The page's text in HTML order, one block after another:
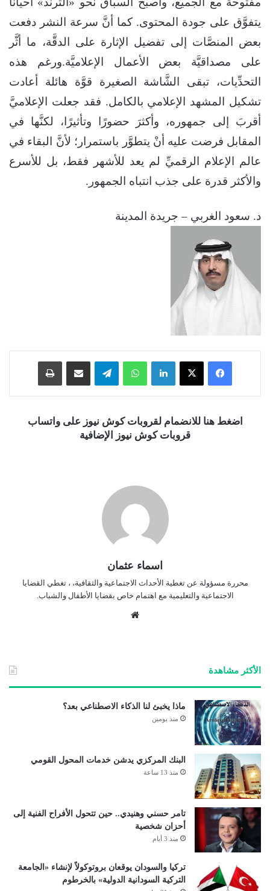
يتفوَّق على جودة المحتوى. كما أنَّ سرعة النشر دفعت
بعض المنصَّات إلى تفضيل الإثارة على الدقَّة، ما أثَّر
على مصداقيَّة بعض الأعمال الإعلاميَّة.ورغم هذه
التحدِّيات، تبقى الشَّاشة الصغيرة قوَّة هائلة أعادت
تشكيل المشهد الإعلامي بالكامل. فقد جعلت الإعلاميَّ
أقربَ إلى جمهوره، وأكثرَ حضورًا وتأثيرًا، لكنَّها في
المقابل فرضت عليه أنْ يتطوَّر باستمرار؛ لأنَّ البقاء في
عالم الإعلام الرقميِّ لم يعد للأشهر فقط، بل للأسرع
والأكثر قدرة على جذب انتباه الجمهور.
د. سعود الغربي – جريدة المدينة
فيسبوك ‫X لينكدإن واتساب تيلقرام
اضغط هنا للانضمام لقروبات كوش نيوز على واتساب
قروبات كوش نيوز الإضافية
اسماء عثمان
محررة مسؤولة عن تغطية الأحداث الاجتماعية والثقافية، ، تغطي القضايا
الاجتماعية والتعليمية مع اهتمام خاص بقضايا الأطفال والشباب.
الأكثر مشاهدة
ماذا يخبئ لنا الذكاء الاصطناعي بعد؟
منذ يومين
البنك المركزي يدشن خدمات المحول القومي
منذ 13 ساعة
تامر حسني وهنيدي.. حين تتحول الأفراح الفنية إلى
أحزان شخصية
منذ 3 أيام
تركيا والسودان يوقعان بروتوكولاً لإنشاء «الجامعة
التركية السودانية الدولية» بالخرطوم